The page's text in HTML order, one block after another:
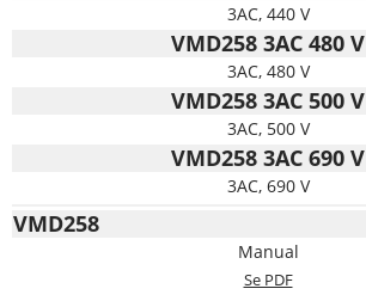
3AC, 440 V
VMD258 3AC 480 V
3AC, 480 V
VMD258 3AC 500 V
3AC, 500 V
VMD258 3AC 690 V
3AC, 690 V
VMD258
Manual
Se PDF